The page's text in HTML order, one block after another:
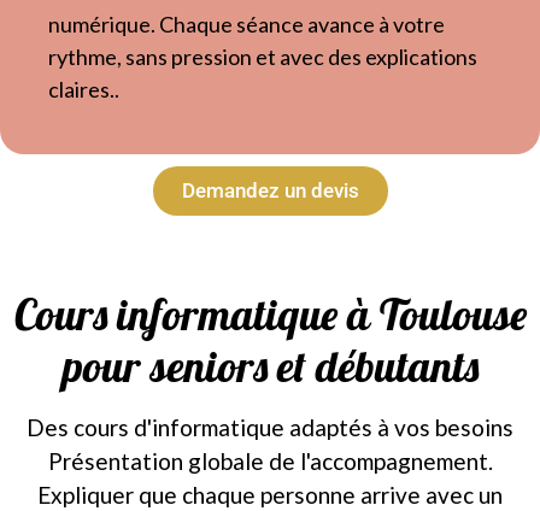
numérique. Chaque séance avance à votre
rythme, sans pression et avec des explications
claires..
Demandez un devis
Cours informatique à Toulouse
pour seniors et débutants
Des cours d'informatique adaptés à vos besoins
Présentation globale de l'accompagnement.
Expliquer que chaque personne arrive avec un